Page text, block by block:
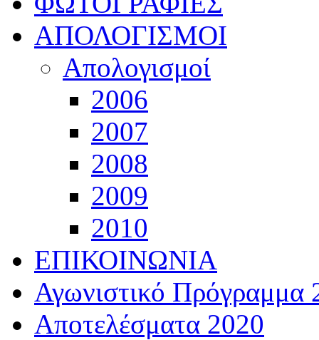
ΑΠΟΛΟΓΙΣΜΟΙ
Απολογισμοί
2006
2007
2008
2009
2010
ΕΠΙΚΟΙΝΩΝΙΑ
Αγωνιστικό Πρόγραμμα
Αποτελέσματα 2020